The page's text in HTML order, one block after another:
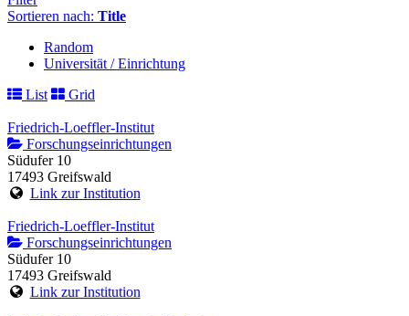
Sortieren nach: Title
Random
Universität / Einrichtung
List
Grid
Friedrich-Loeffler-Institut
Forschungseinrichtungen
Südufer 10
17493 Greifswald
Link zur Institution
Friedrich-Loeffler-Institut
Forschungseinrichtungen
Südufer 10
17493 Greifswald
Link zur Institution